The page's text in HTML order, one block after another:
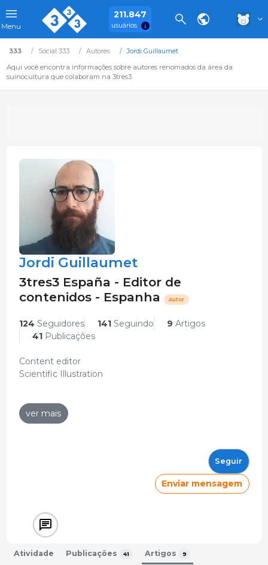
Menu
211.847
usuários
333 Social 333 Autores
Jordi Guillaumet
Aqui você encontra informações sobre autores renomados da área da
suinocultura que colaboram na 3tres3
Jordi Guillaumet
3tres3 España - Editor de
contenidos - Espanha
Autor
124 Seguidores 141Seguindo 9 Artigos
41Publicações
Content editor
Scientific Illustration
C. Vitae
Universitat Autònoma de Barcelona - UAB
1997
ver mais
Seguir
Enviar mensagem
Atividade Publicações 41 Artigos 9